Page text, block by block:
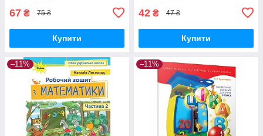
67 ₴ 75 ₴
Купити
42 ₴ 47 ₴
Купити
–11% –11%